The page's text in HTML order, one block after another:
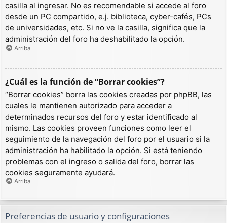
casilla al ingresar. No es recomendable si accede al foro
desde un PC compartido, e.j. biblioteca, cyber-cafés, PCs
de universidades, etc. Si no ve la casilla, significa que la
administración del foro ha deshabilitado la opción.
Arriba
¿Cuál es la función de “Borrar cookies”?
“Borrar cookies” borra las cookies creadas por phpBB, las
cuales le mantienen autorizado para acceder a
determinados recursos del foro y estar identificado al
mismo. Las cookies proveen funciones como leer el
seguimiento de la navegación del foro por el usuario si la
administración ha habilitado la opción. Si está teniendo
problemas con el ingreso o salida del foro, borrar las
cookies seguramente ayudará.
Arriba
Preferencias de usuario y configuraciones